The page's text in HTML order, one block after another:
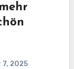
7, 2025